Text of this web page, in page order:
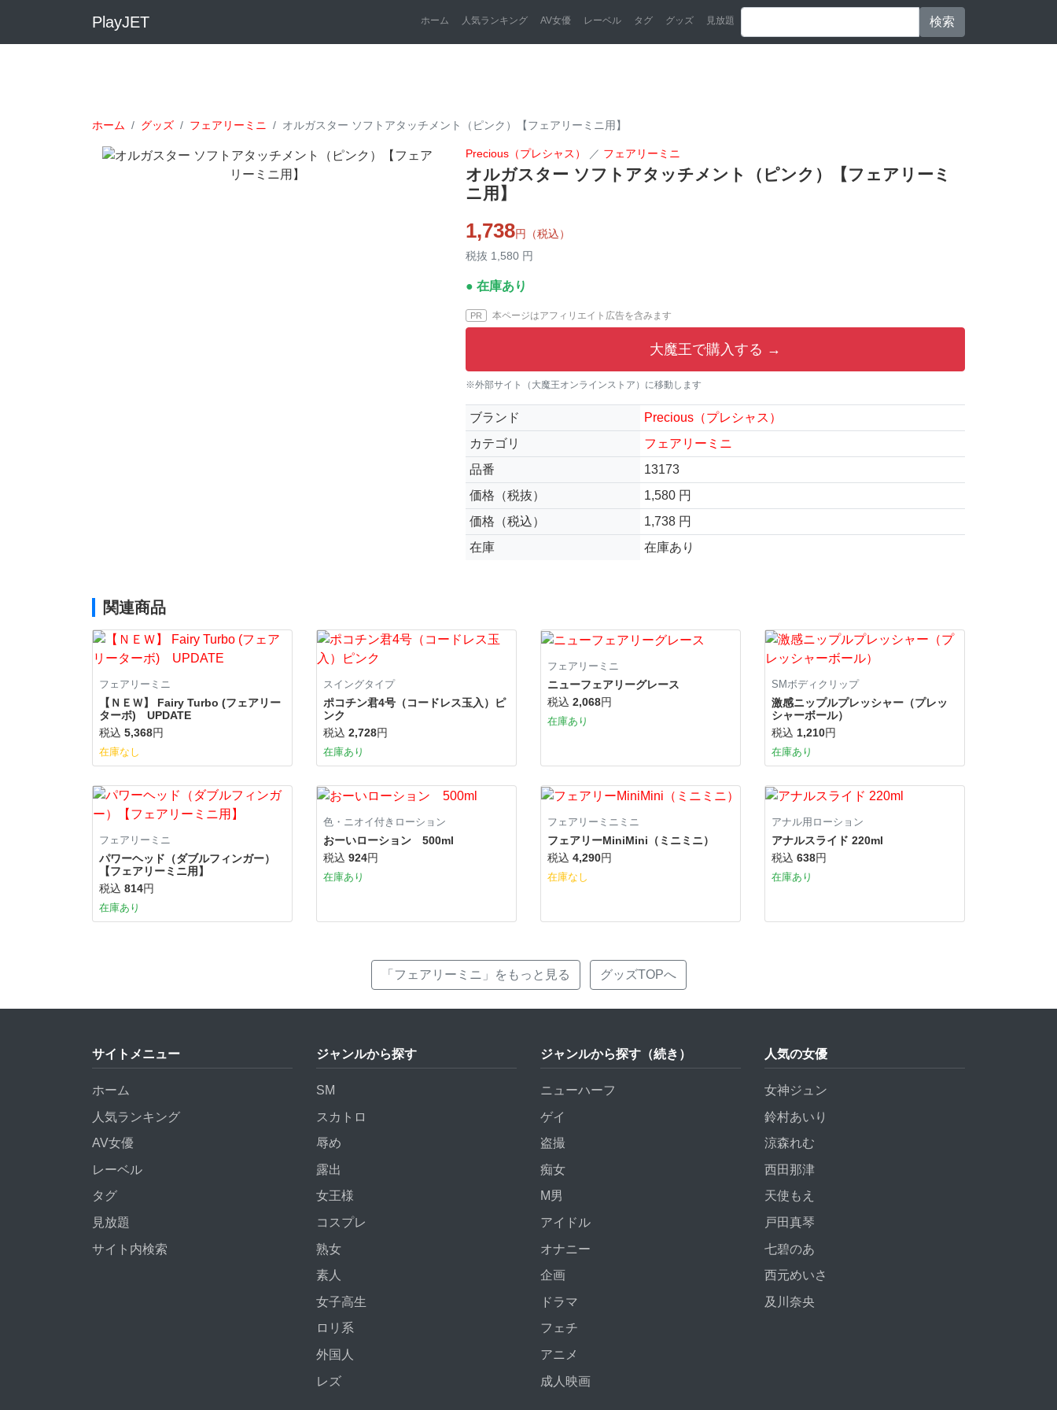
PlayJET ホーム 人気ランキング AV女優 レーベル タグ グッズ 見放題 検索
ホーム グッズ フェアリーミニ オルガスター ソフトアタッチメント（ピンク）【フェアリーミニ用】
Precious（プレシャス） ／ フェアリーミニ
オルガスター ソフトアタッチメント（ピンク）【フェアリーミ
ニ用】
1,738円（税込）
税抜 1,580 円
● 在庫あり
PR 本ページはアフィリエイト広告を含みます
大魔王で購入する →
※外部サイト（大魔王オンラインストア）に移動します
ブランド
Precious（プレシャス）
カテゴリ
フェアリーミニ
品番
13173
価格（税抜）
1,580 円
価格（税込）
1,738 円
在庫
在庫あり
関連商品
フェアリーミニ
【ＮＥＷ】 Fairy Turbo (フェアリー
ターボ) UPDATE
税込 5,368円
在庫なし
スイングタイプ
ポコチン君4号（コードレス玉入）ピ
ンク
税込 2,728円
在庫あり
フェアリーミニ
ニューフェアリーグレース
税込 2,068円
在庫あり
SMボディクリップ
激感ニップルプレッシャー（プレッ
シャーボール）
税込 1,210円
在庫あり
フェアリーミニ
パワーヘッド（ダブルフィンガー）
【フェアリーミニ用】
税込 814円
在庫あり
色・ニオイ付きローション
おーいローション 500ml
税込 924円
在庫あり
フェアリーミニミニ
フェアリーMiniMini（ミニミニ）
税込 4,290円
在庫なし
アナル用ローション
アナルスライド 220ml
税込 638円
在庫あり
「フェアリーミニ」をもっと見る グッズTOPへ
サイトメニュー
ホーム
人気ランキング
AV女優
レーベル
タグ
見放題
サイト内検索
ジャンルから探す
SM
スカトロ
辱め
露出
女王様
コスプレ
熟女
素人
女子高生
ロリ系
外国人
レズ
ジャンルから探す（続き）
ニューハーフ
ゲイ
盗撮
痴女
M男
アイドル
オナニー
企画
ドラマ
フェチ
アニメ
成人映画
人気の女優
女神ジュン
鈴村あいり
涼森れむ
西田那津
天使もえ
戸田真琴
七碧のあ
西元めいさ
及川奈央